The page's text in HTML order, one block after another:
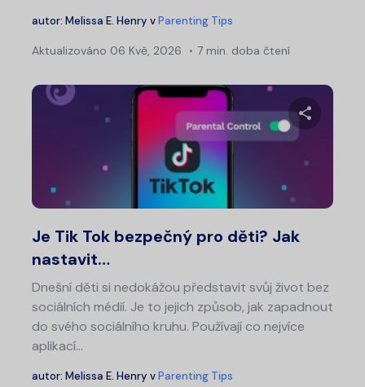
autor: Melissa E. Henry vParenting Tips
Aktualizováno 06 Kvě, 2026 7 min. doba čtení
Je Tik Tok bezpečný pro děti? Jak
nastavit…
Dnešní děti si nedokážou představit svůj život bez
sociálních médií. Je to jejich způsob, jak zapadnout
do svého sociálního kruhu. Používají co nejvíce
aplikací...
autor: Melissa E. Henry vParenting Tips